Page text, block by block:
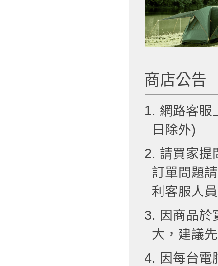
商店公告
1. 網路客服
日除外)
2. 請買家提
訂單問題
利客服人
3. 因商品於
大，建議
4. 因每台電